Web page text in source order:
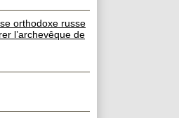
orthodoxe russe
l’archevêque de